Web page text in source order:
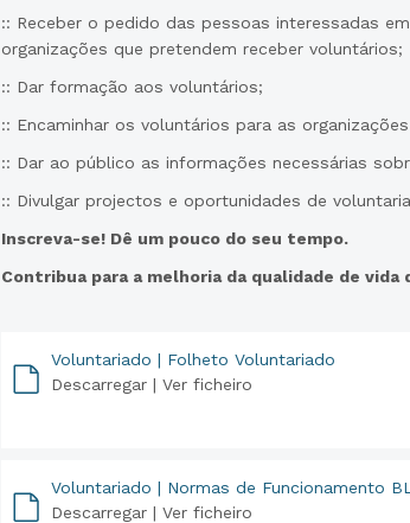
:: Receber o pedido das pessoas interessadas
organizações que pretendem receber voluntários;
:: Dar formação aos voluntários;
:: Encaminhar os voluntários para as
:: Dar ao público as informações necessárias
:: Divulgar projectos e oportunidades de
Inscreva-se! Dê um pouco do seu tempo.
Contribua para a melhoria da qualidade de vida
Voluntariado | Folheto Voluntariado
Descarregar | Ver ficheiro
Voluntariado | Normas de Funcionamento
Descarregar | Ver ficheiro